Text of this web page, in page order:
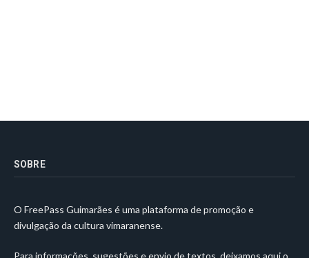
SOBRE
O FreePass Guimarães é uma plataforma de promoção e
divulgação da cultura vimaranense.
Para informações, sugestões e envio de textos, deixamos aqui o